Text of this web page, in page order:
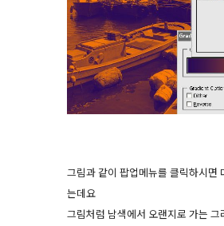
그림과 같이 팝업메뉴를 클릭하시면
는데요
그림처럼 남색에서 오랜지로 가는